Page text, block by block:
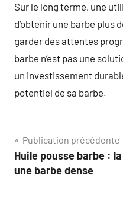
Sur le long terme, une
d’obtenir une barbe plus
garder des attentes
barbe n’est pas une
un investissement
potentiel de sa barbe.
Navigation
de
Publication précédente
Huile pousse barbe :
une barbe dense